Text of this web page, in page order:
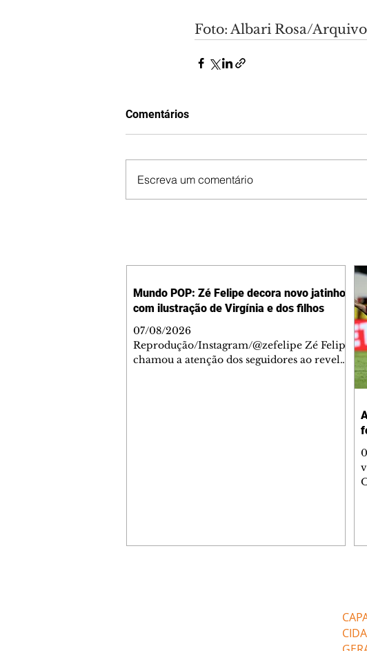
Foto: Albari Rosa/
Comentários
Escreva um comentário
Mundo POP: Zé Felipe decora novo jatinho
com ilustração de Virgínia e dos filhos
07/08/2026
Reprodução/Instagram/@zefelipe Zé Felipe
chamou a atenção dos seguidores ao revelar